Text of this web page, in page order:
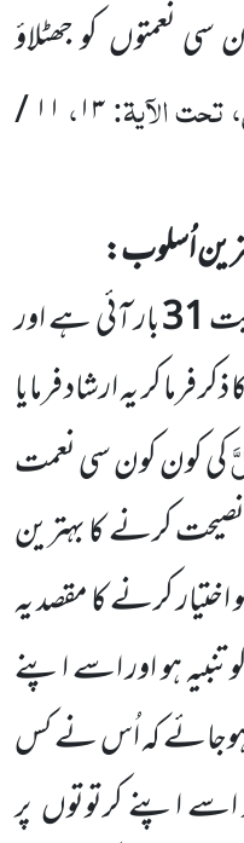
سی نعمتوں کو جھٹلاؤ
تحت الآیۃ:۱۳، ۱۱/
اُسلوب:
31بار آئی ہے اور
ذکر فرما کر یہ ارشاد فرمایا
کی کون کون سی نعمت
کرنے کا بہترین
اختیار کرنے کا مقصد یہ
ہو اور اسے اپنے
ہوجائے کہ اُس نے کس
اسے اپنے کرتوتوںپر